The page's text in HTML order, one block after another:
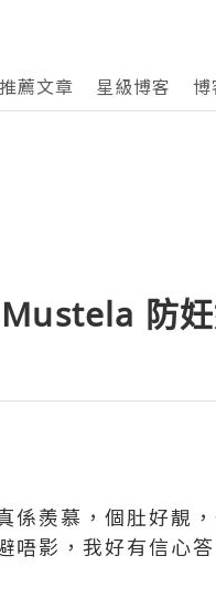
推薦文章 星級博客
防
係羨慕，個肚好靚
唔影，我好有信心